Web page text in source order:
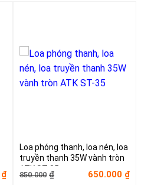
₫
Loa phóng thanh, loa nén, loa
truyền thanh 35W vành tròn
ATK ST-35
850.000 ₫ 650.000 ₫